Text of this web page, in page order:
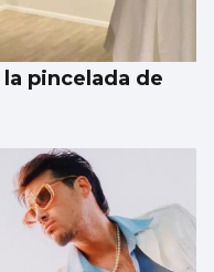
pincelada de